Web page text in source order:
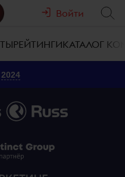
Войти
РЕЙТИНГИКАТАЛОГ
2024